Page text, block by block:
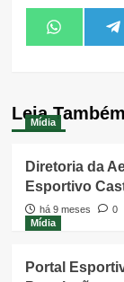
Share
on
WhatsApp
Leia Também
Mídia
Diretoria da
Esportivo
há 9 meses
0
Mídia
Portal